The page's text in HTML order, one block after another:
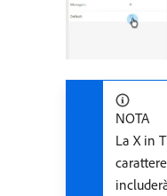
NOTA
La X in